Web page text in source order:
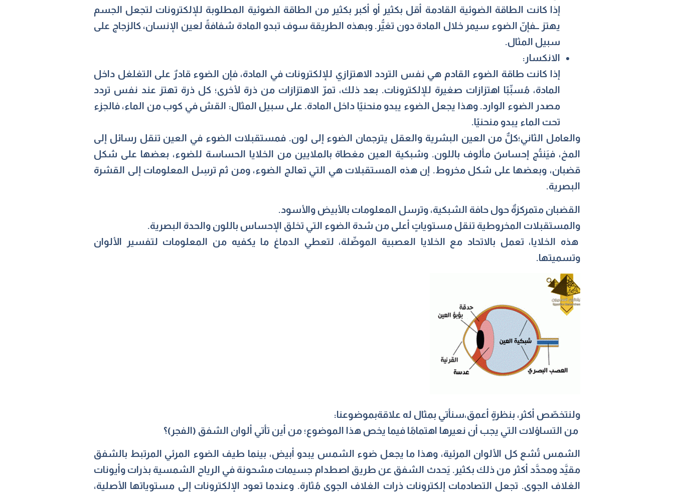
إذا كانت الطاقة الضوئية القادمة أقل بكثير أو أكبر بكثير من الطاقة الضوئية المطلوبة للإلكترونات لتجعل الجسم
يهتز ــفإنّ الضوء سيمر خلال المادة دون تغيُّر. وبهذه الطريقة سوف تبدو المادة شفافةً لعين الإنسان، كالزجاج على
سبيل المثال.
الانكسار:
إذا كانت طاقة الضوء القادم هي نفس التردد الاهتزازي للإلكترونات في المادة، فإن الضوء قادرٌ على التغلغل داخل
المادة، مُسبِّبًا اهتزازات صغيرة للإلكترونات. بعد ذلك، تمرّ الاهتزازات من ذرة لأخرى؛ كل ذرة تهتز عند نفس تردد
مصدر الضوء الوارد. وهذا يجعل الضوء يبدو منحنيًا داخل المادة. على سبيل المثال: القش في كوب من الماء، فالجزء
تحت الماء يبدو منحنيًا.
والعامل الثاني؛كلٌّ من العين البشرية والعقل يترجمان الضوء إلى لون. فمستقبلات الضوء في العين تنقل رسائل إلى
المخ، فيَنتُج إحساسٌ مألوف باللون. وشبكية العين مغطاة بالملايين من الخلايا الحساسة للضوء، بعضها على شكل
قضبان، وبعضها على شكل مخروط. إن هذه المستقبلات هي التي تعالج الضوء، ومن ثم ترسِل المعلومات إلى القشرة
البصرية.
القضبان متمركزةٌ حول حافة الشبكية، وترسل المعلومات بالأبيض والأسود.
والمستقبلات المخروطية تنقل مستوياتٍ أعلى من شدة الضوء التي تخلق الإحساس باللون والحدة البصرية.
هذه الخلايا، تعمل بالاتحاد مع الخلايا العصبية الموصِّلة، لتعطي الدماغ ما يكفيه من المعلومات لتفسير الألوان
وتسميتها.
ولنتخصّص أكثر، بنظرةٍ أعمق،سنأتي بمثال له علاقةبموضوعنا:
من التساؤلات التي يجب أن نعيرها اهتمامًا فيما يخص هذا الموضوع؛ من أين تأتي ألوان الشفق (الفجر)؟
الشمس تُشع كل الألوان المرئية، وهذا ما يجعل ضوء الشمس يبدو أبيض، بينما طيف الضوء المرئي المرتبط بالشفق
مقيَّد ومحدَّد أكثر من ذلك بكثير. يَحدث الشفق عن طريق اصطدام جسيمات مشحونة في الرياح الشمسية بذرات وأيونات
الغلاف الجوي. تجعل التصادمات إلكترونات ذرات الغلاف الجوي مُثارة. وعندما تعود الإلكترونات إلى مستوياتها الأصلية،